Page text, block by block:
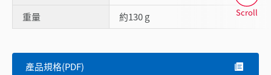
重量
約130 g Scroll
產品規格(PDF)